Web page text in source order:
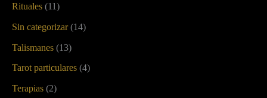
Rituales (11)
Sin categorizar (14)
Talismanes (13)
Tarot particulares (4)
Terapias (2)